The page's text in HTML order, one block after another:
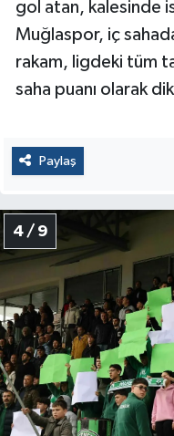
gol atan, kalesinde
Muğlaspor, iç
rakam, ligdeki tüm
saha puanı olarak
Paylaş
4 / 9